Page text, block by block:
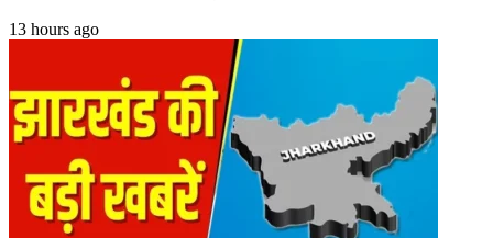
13 hours ago